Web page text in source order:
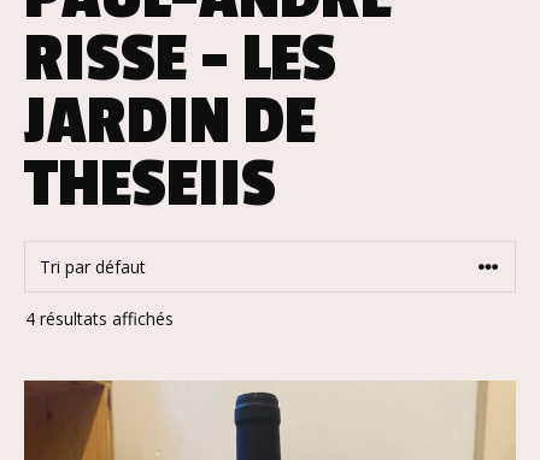
RISSE - LES
JARDIN DE
THESEIIS
4 résultats affichés